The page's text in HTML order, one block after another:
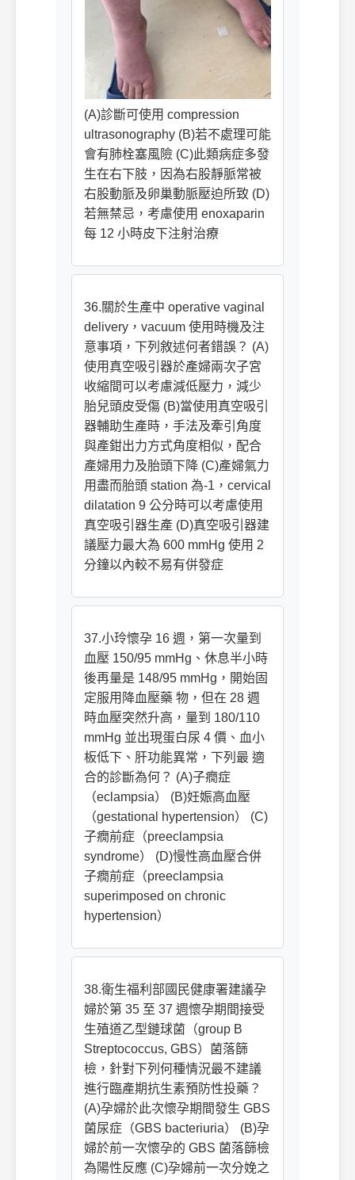
(A)診斷可使用 compression
ultrasonography (B)若不處理可能
會有肺栓塞風險 (C)此類病症多發
生在右下肢，因為右股靜脈常被
右股動脈及卵巢動脈壓迫所致 (D)
若無禁忌，考慮使用 enoxaparin
每 12 小時皮下注射治療
36.關於生產中 operative vaginal
delivery，vacuum 使用時機及注
意事項，下列敘述何者錯誤？ (A)
使用真空吸引器於產婦兩次子宮
收縮間可以考慮減低壓力，減少
胎兒頭皮受傷 (B)當使用真空吸引
器輔助生產時，手法及牽引角度
與產鉗出力方式角度相似，配合
產婦用力及胎頭下降 (C)產婦氣力
用盡而胎頭 station 為-1，cervical
dilatation 9 公分時可以考慮使用
真空吸引器生產 (D)真空吸引器建
議壓力最大為 600 mmHg 使用 2
分鐘以內較不易有併發症
37.小玲懷孕 16 週，第一次量到
血壓 150/95 mmHg、休息半小時
後再量是 148/95 mmHg，開始固
定服用降血壓藥 物，但在 28 週
時血壓突然升高，量到 180/110
mmHg 並出現蛋白尿 4 價、血小
板低下、肝功能異常，下列最 適
合的診斷為何？ (A)子癇症
（eclampsia） (B)妊娠高血壓
（gestational hypertension） (C)
子癇前症（preeclampsia
syndrome） (D)慢性高血壓合併
子癇前症（preeclampsia
superimposed on chronic
hypertension）
38.衛生福利部國民健康署建議孕
婦於第 35 至 37 週懷孕期間接受
生殖道乙型鏈球菌（group B
Streptococcus, GBS）菌落篩
檢，針對下列何種情況最不建議
進行臨產期抗生素預防性投藥？
(A)孕婦於此次懷孕期間發生 GBS
菌尿症（GBS bacteriuria） (B)孕
婦於前一次懷孕的 GBS 菌落篩檢
為陽性反應 (C)孕婦前一次分娩之